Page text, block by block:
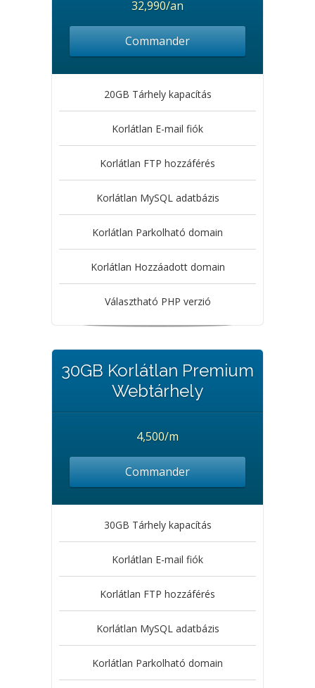
32,990/an
Commander
20GB Tárhely kapacítás
Korlátlan E-mail fiók
Korlátlan FTP hozzáférés
Korlátlan MySQL adatbázis
Korlátlan Parkolható domain
Korlátlan Hozzáadott domain
Választható PHP verzió
30GB Korlátlan Premium
Webtárhely
4,500/m
Commander
30GB Tárhely kapacítás
Korlátlan E-mail fiók
Korlátlan FTP hozzáférés
Korlátlan MySQL adatbázis
Korlátlan Parkolható domain